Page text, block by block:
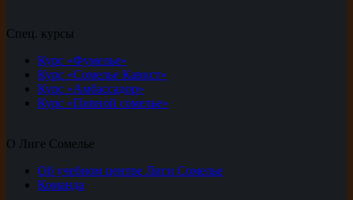
Спец. курсы
Курс «Фумелье»
Курс «Сомелье Кавист»
Курс «Амбассадор»
Курс «Пивной сомелье»
О Лиге Сомелье
Об учебном центре Лиги Сомелье
Команда